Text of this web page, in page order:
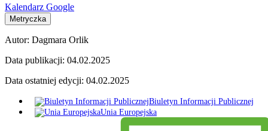
Kalendarz Google
Metryczka
Autor: Dagmara Orlik
Data publikacji: 04.02.2025
Data ostatniej edycji: 04.02.2025
Biuletyn Informacji Publicznej
Unia Europejska